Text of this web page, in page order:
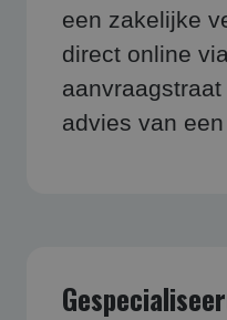
een zakelijke
direct online
advies van